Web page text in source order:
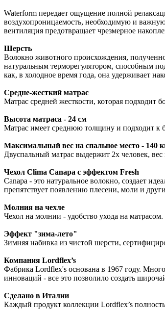
Waterform передает ощущение полной
воздухопроницаемость, необходимую и
вентиляция предотвращает чрезмерное
Шерсть
Волокно животного происхождения,
натуральным терморегулятором, способным
как, в холодное время года, она удерживает
Средне-жесткий матрас
Матрас средней жесткости, которая
Высота матраса - 24 см
Матрас имеет среднюю толщину и подходит к
Максимальный вес на спальное место - 140
Двуспальный матрас выдержит 2х человек, вес
Чехол Clima Canapa c эффектом Fresh
Canapa - это натуральное волокно, создает
препятствует появлению плесени, моли и
Молния на чехле
Чехол на молнии - удобство ухода на
Эффект "зима-лето"
Зимняя набивка из чистой шерсти,
Компания Lordflex’s
Фабрика Lordflex's основана в 1967 году.
инноваций - все это позволило создать
Сделано в Италии
Каждый продукт коллекции Lordflex’s